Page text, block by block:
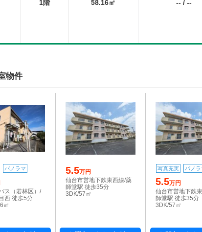
1階
58.16㎡
-- / --
物件
パノラマ
ス（若林区）/
西 徒歩5分
㎡
5.5万円
仙台市営地下鉄東西線/薬
師堂駅 徒歩35分
3DK/57㎡
写真充実 パノラ
5.5万円
仙台市営地下鉄
師堂駅 徒歩35分
3DK/57㎡